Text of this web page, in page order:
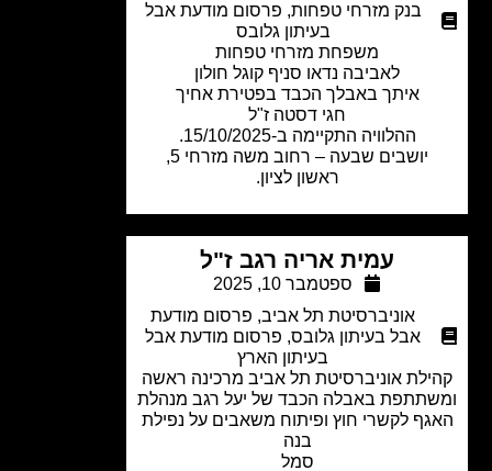
בנק מזרחי טפחות,פרסום מודעת אבל
בעיתון גלובס
משפחת מזרחי טפחות
לאביבה נדאוסניף קוגל חולון
איתך באבלך הכבד בפטירת אחיך
חגי דסטה ז"ל
ההלוויה התקיימה ב-15/10/2025.
יושבים שבעה – רחוב משה מזרחי 5,
ראשון לציון.
עמית אריה רגב ז"ל
ספטמבר 10, 2025
אוניברסיטת תל אביב,פרסום מודעת
אבל בעיתון גלובס, פרסום מודעת אבל
בעיתון הארץ
אוניברסיטת תל אביב מרכינה ראשה
באבלה הכבד של יעל רגב מנהלת
לקשרי חוץ ופיתוח משאבים על נפילת